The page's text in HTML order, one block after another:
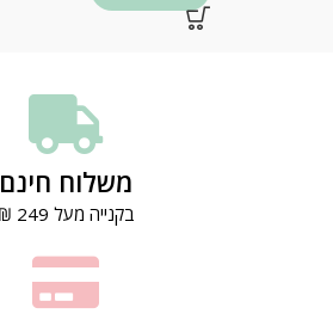
משלוח חינם
בקנייה מעל 249 ₪